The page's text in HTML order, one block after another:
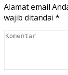
Alamat email
wajib ditandai *